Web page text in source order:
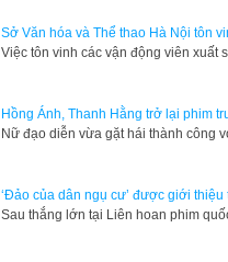
Sở Văn hóa và Thể thao Hà Nội tôn
Việc tôn vinh các vận động viên
Hồng Ánh, Thanh Hằng trở lại phim
Nữ đạo diễn vừa gặt hái thành công
‘Đảo của dân ngụ cư’ được giới
Sau thắng lớn tại Liên hoan phim